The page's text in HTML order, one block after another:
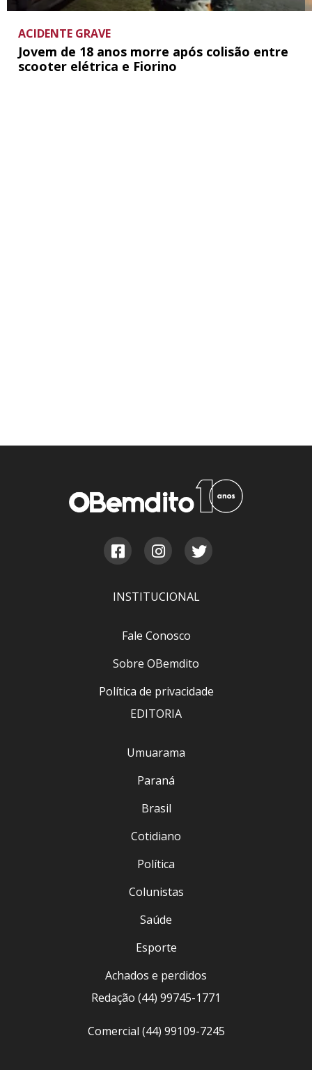
ACIDENTE GRAVE
Jovem de 18 anos morre após colisão entre
scooter elétrica e Fiorino
INSTITUCIONAL
Fale Conosco
Sobre OBemdito
Política de privacidade
EDITORIA
Umuarama
Paraná
Brasil
Cotidiano
Política
Colunistas
Saúde
Esporte
Achados e perdidos
Redação (44) 99745-1771
Comercial (44) 99109-7245